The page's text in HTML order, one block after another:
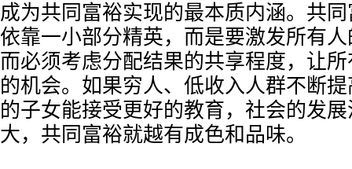
成为共同富裕实现的最本质内涵。共
依靠一小部分精英，而是要激发所有
而必须考虑分配结果的共享程度，让
的机会。如果穷人、低收入人群不断
的子女能接受更好的教育，社会的发
大，共同富裕就越有成色和品味。